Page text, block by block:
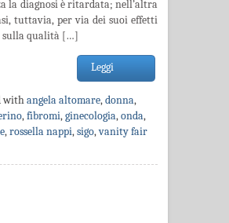
la diagnosi è ritardata; nell’altra
tuttavia, per via dei suoi effetti
qualità […]
Leggi
withangela altomare,donna,
,fibromi,ginecologia,onda,
,rossella nappi,sigo,vanity fair